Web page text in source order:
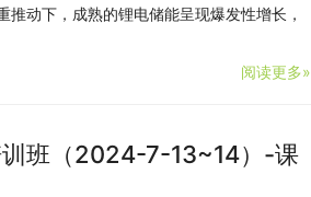
推动下，成熟的锂电储能呈现爆发性增长，
阅读更多»
训班（2024-7-13~14）-课